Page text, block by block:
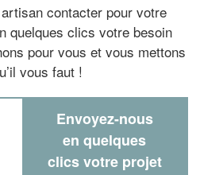
contacter pour votre
quelques clics votre besoin
pour vous et vous mettons
vous faut !
Envoyez-nous
en quelques
clics votre projet